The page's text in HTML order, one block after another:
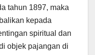
tahun 1897, maka
kepada
spiritual dan
objek pajangan di